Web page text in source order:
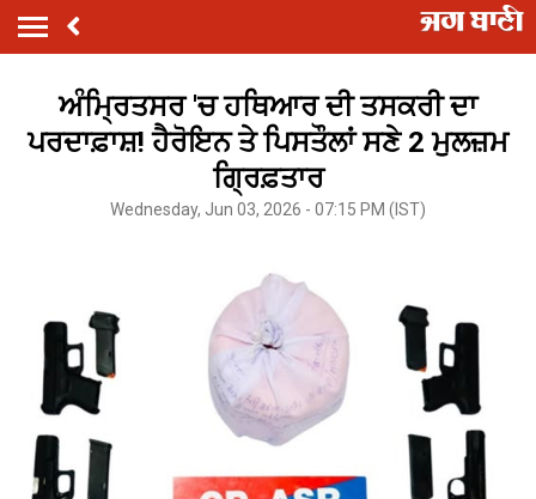
ਅੰਮ੍ਰਿਤਸਰ 'ਚ ਹਥਿਆਰ ਦੀ ਤਸਕਰੀ ਦਾ
ਪਰਦਾਫ਼ਾਸ਼! ਹੈਰੋਇਨ ਤੇ ਪਿਸਤੌਲਾਂ ਸਣੇ 2 ਮੁਲਜ਼ਮ
ਗ੍ਰਿਫ਼ਤਾਰ
Wednesday, Jun 03, 2026 - 07:15 PM (IST)